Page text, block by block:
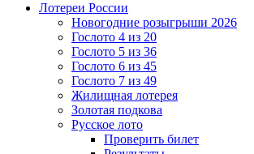
Лотереи России
Новогодние розыгрыши 2026
Гослото 4 из 20
Гослото 5 из 36
Гослото 6 из 45
Гослото 7 из 49
Жилищная лотерея
Золотая подкова
Русское лото
Проверить билет